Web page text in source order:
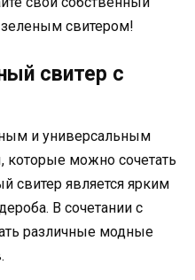
свитером!
свитер с
и универсальным
можно сочетать
свитер является ярким
В сочетании с
различные модные